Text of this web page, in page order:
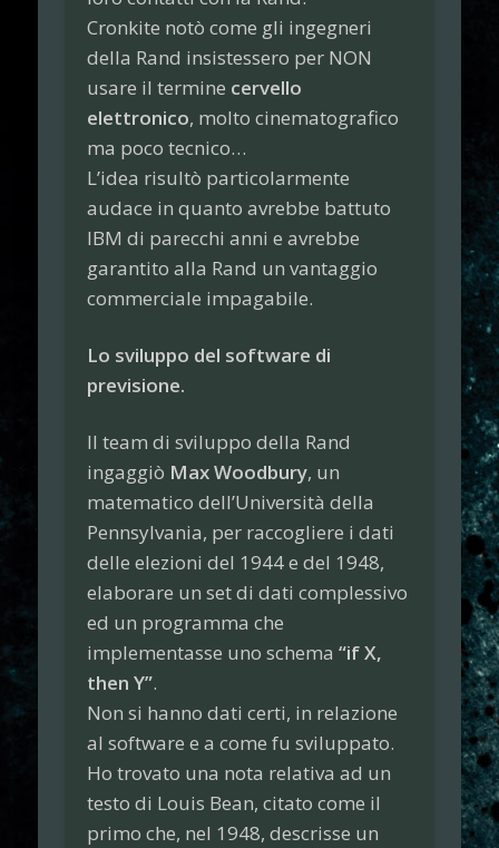
Cronkite notò come gli ingegneri
della Rand insistessero per NON
usare il termine cervello
elettronico, molto cinematografico
ma poco tecnico…
L’idea risultò particolarmente
audace in quanto avrebbe battuto
IBM di parecchi anni e avrebbe
garantito alla Rand un vantaggio
commerciale impagabile.
Lo sviluppo del software di
previsione.
Il team di sviluppo della Rand
ingaggiò Max Woodbury, un
matematico dell’Università della
Pennsylvania, per raccogliere i dati
delle elezioni del 1944 e del 1948,
elaborare un set di dati complessivo
ed un programma che
implementasse uno schema“if X,
then Y”.
Non si hanno dati certi, in relazione
al software e a come fu sviluppato.
Ho trovato una nota relativa ad un
testo di Louis Bean, citato come il
primo che, nel 1948, descrisse un